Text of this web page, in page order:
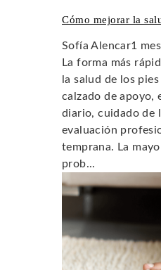
Cómo mejorar la
Sofía Alencar1
La forma más
la salud de los
calzado de apoyo,
diario, cuidado de
evaluación
temprana. La
prob...